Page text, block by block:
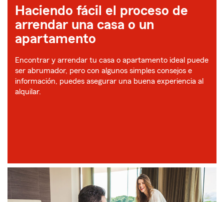
Haciendo fácil el proceso de
arrendar una casa o un
apartamento
Encontrar y arrendar tu casa o apartamento ideal puede
ser abrumador, pero con algunos simples consejos e
información, puedes asegurar una buena experiencia al
alquilar.